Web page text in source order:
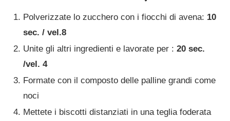
Polverizzate lo zucchero con i fiocchi di avena: 10
sec. / vel.8
Unite gli altri ingredienti e lavorate per : 20 sec.
/vel. 4
Formate con il composto delle palline grandi come
noci
Mettete i biscotti distanziati in una teglia foderata